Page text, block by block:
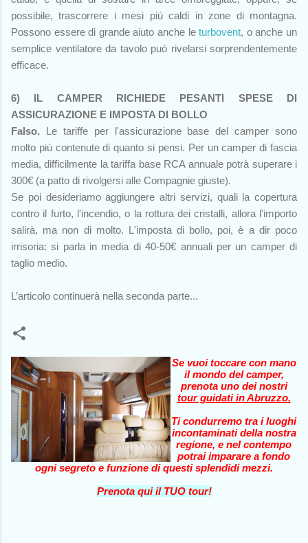
possibile, trascorrere i mesi più caldi in zone di montagna.
Possono essere di grande aiuto anche leturbovent, o anche un
semplice ventilatore da tavolo può rivelarsi sorprendentemente
efficace.
6) IL CAMPER RICHIEDE PESANTI SPESE DI
ASSICURAZIONE E IMPOSTA DI BOLLO
Falso. Le tariffe per l'assicurazione base del camper sono
molto più contenute di quanto si pensi. Per un camper di fascia
media, difficilmente la tariffa base RCA annuale potrà superare i
300€ (a patto di rivolgersi alle Compagnie giuste).
Se poi desideriamo aggiungere altri servizi, quali la copertura
contro il furto, l'incendio, o la rottura dei cristalli, allora l'importo
salirà, ma non di molto. L'imposta di bollo, poi, è a dir poco
irrisoria: si parla in media di 40-50€ annuali per un camper di
taglio medio.
L’articolo continuerà nella seconda parte...
Se vuoi toccare con mano
il mondo del camper,
prenota uno dei nostri
tour guidati in Abruzzo.
Ti condurremo tra i luoghi
incontaminati della nostra
regione, e nel contempo
potrai imparare a fondo
ogni segreto e funzione di questi splendidi mezzi.
Prenota qui il TUO tour!